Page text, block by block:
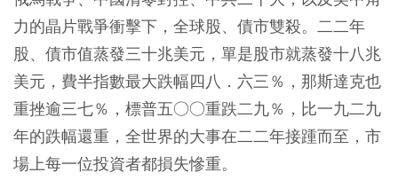
力的晶片戰爭衝擊下，全球股、債市雙殺。二二年
股、債市值蒸發三十兆美元，單是股市就蒸發十八兆
美元，費半指數最大跌幅四八．六三％，那斯達克也
重挫逾三七％，標普五○○重跌二九％，比一九二九
年的跌幅還重，全世界的大事在二二年接踵而至，市
場上每一位投資者都損失慘重。